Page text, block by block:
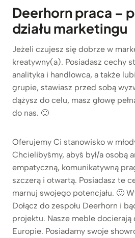
Deerhorn praca –
działu marketingu
Jeżeli czujesz się dobrze w
kreatywny(a). Posiadasz cechy
analityka i handlowca, a także
grupie, stawiasz przed sobą
dążysz do celu, masz głowę
do nas. 🙂
Oferujemy Ci stanowisko w
Chcielibyśmy, abyś był/a osobą
empatyczną, komunikatywną
szczerą i otwartą. Posiadasz te
marnuj swojego potencjału. 🙂
Dołącz do zespołu Deerhorn i
projektu. Nasze meble
Europie. Posiadamy swoje